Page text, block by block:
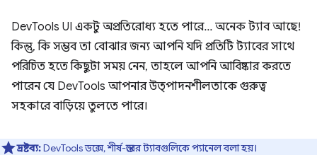
DevTools UI একটু অপ্রতিরোধ্য হতে পারে... অনেক ট্যাব আছে!
কিন্তু, কি সম্ভব তা বোঝার জন্য আপনি যদি প্রতিটি ট্যাবের সাথে
পরিচিত হতে কিছুটা সময় নেন, তাহলে আপনি আবিষ্কার করতে
পারেন যে DevTools আপনার উত্পাদনশীলতাকে গুরুত্ব
সহকারে বাড়িয়ে তুলতে পারে।
দ্রষ্টব্য:DevTools ডক্সে, শীর্ষ-স্তরের ট্যাবগুলিকে প্যানেল বলা হয়।